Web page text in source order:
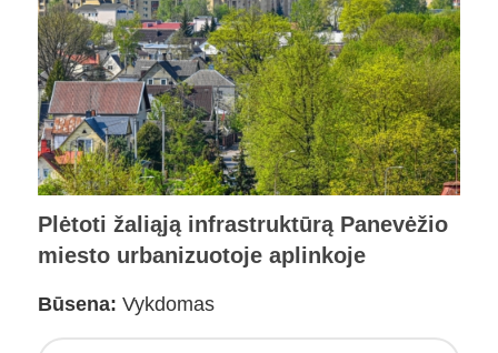
Plėtoti žaliąją infrastruktūrą Panevėžio
miesto urbanizuotoje aplinkoje
Būsena: Vykdomas